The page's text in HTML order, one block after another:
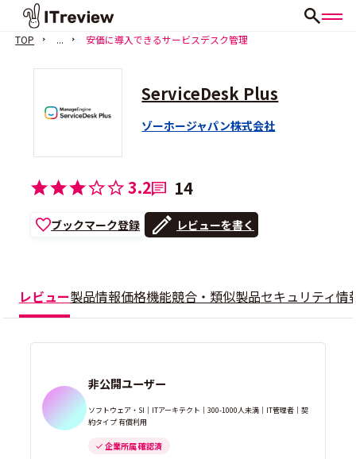
TOP ... 安価に導入できるサービスデスク管理
ServiceDesk Plus
ゾーホージャパン株式会社
3.2 14
ブックマーク登録 レビューを書く
レビュー製品情報価格機能競合・類似製品セキュリティ情
非公開ユーザー
ソフトウェア・SI｜ITアーキテクト｜300-1000人未満｜IT管理者｜契
約タイプ 有償利用
企業所属 確認済